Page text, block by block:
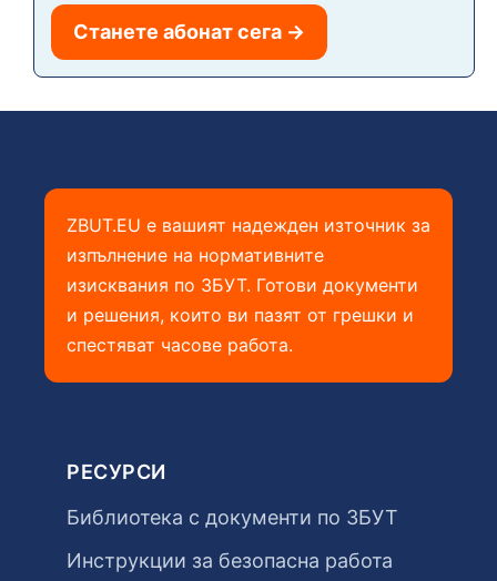
Станете абонат сега →
ZBUT.EU е вашият надежден източник за
изпълнение на нормативните
изисквания по ЗБУТ. Готови документи
и решения, които ви пазят от грешки и
спестяват часове работа.
РЕСУРСИ
Библиотека с документи по ЗБУТ
Инструкции за безопасна работа